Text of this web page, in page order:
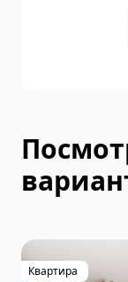
Квартира